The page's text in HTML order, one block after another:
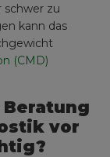
schwer zu
kann das
(CMD)
vor